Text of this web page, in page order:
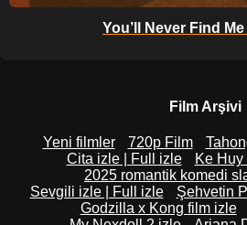
You’ll Never Find
Film Arşivi
Yeni filmler 720p Film
Cita izle | Full izle
Ke
2025 romantik komedi
Sevgili izle | Full izle
Şehvetin
Godzilla x Kong film izle